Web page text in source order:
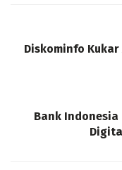
Diskominfo
Bank